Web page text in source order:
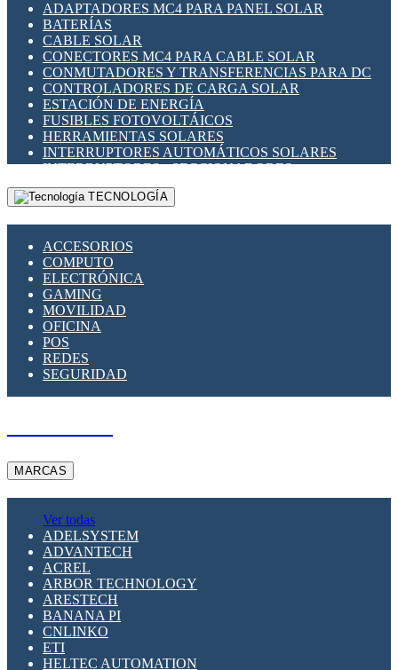
ADAPTADORES MC4 PARA PANEL SOLAR
BATERÍAS
CABLE SOLAR
CONECTORES MC4 PARA CABLE SOLAR
CONMUTADORES Y TRANSFERENCIAS PARA DC
CONTROLADORES DE CARGA SOLAR
ESTACIÓN DE ENERGÍA
FUSIBLES FOTOVOLTÁICOS
HERRAMIENTAS SOLARES
INTERRUPTORES AUTOMÁTICOS SOLARES
INTERRUPTORES - SECCIONADORES
FOTOVOLTÁICOS
MONTAJE PANEL SOLAR
SUPRESOR DE TRANSIENTES SPDS PARA
APLICACIONES FOTOVOLTAICAS
TECNOLOGÍA
ACCESORIOS
COMPUTO
ELECTRÓNICA
GAMING
MOVILIDAD
OFICINA
POS
REDES
SEGURIDAD
MARCAS
Ver todas
ADELSYSTEM
ADVANTECH
ACREL
ARBOR TECHNOLOGY
ARESTECH
BANANA PI
CNLINKO
ETI
HELTEC AUTOMATION